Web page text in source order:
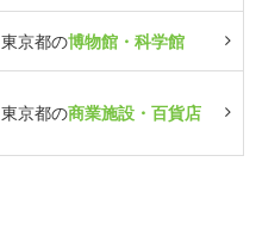
東京都の博物館・科学館
東京都の商業施設・百貨店